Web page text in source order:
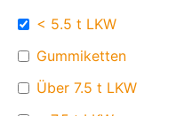
< 5.5 t LKW
Gummiketten
Über 7.5 t LKW